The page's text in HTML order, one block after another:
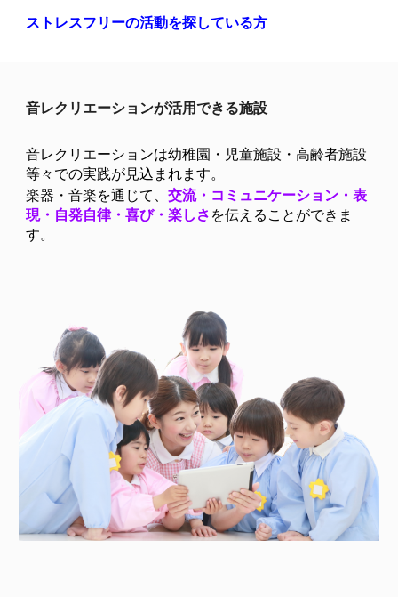
ストレスフリーの活動を探している方
音レクリエーションが活用できる施設
音レクリエーションは幼稚園・児童施設・高齢者施設
等々での実践が見込まれます。
楽器・音楽を通じて、交流・コミュニケーション・表
現・ 自発自律・喜び・楽しさ を伝えることができま
す。